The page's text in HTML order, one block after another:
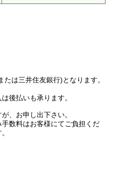
は三井住友銀行)となります。
後払いも承ります。
、お申し出下さい。
数料はお客様にてご負担くだ